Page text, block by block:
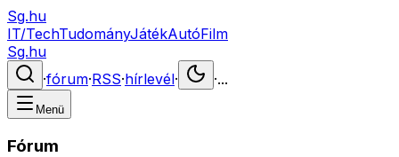
Sg.hu
IT/TechTudományJátékAutóFilm
Sg.hu
·fórum·RSS·hírlevél· ·...
Menü
Fórum